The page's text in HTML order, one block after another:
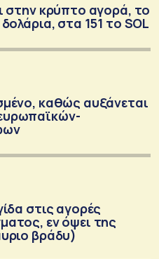
στην κρύπτο αγορά, το
στα 151 το SOL
καθώς αυξάνεται
στις αγορές
εν όψει της
βράδυ)